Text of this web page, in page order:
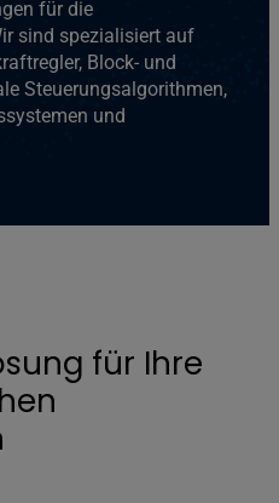
für die
sind spezialisiert auf
Block- und
Steuerungsalgorithmen,
und
für Ihre